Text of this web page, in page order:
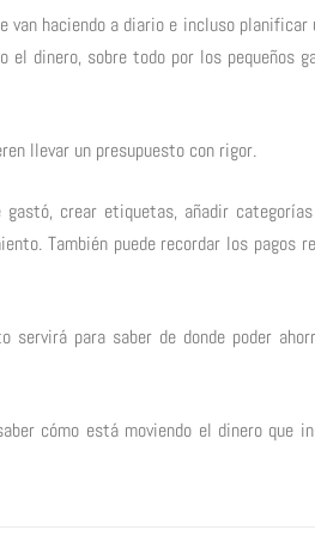
haciendo a diario e incluso planificar
el dinero, sobre todo por los pequeños
llevar un presupuesto con rigor.
crear etiquetas, añadir
También puede recordar los pagos
servirá para saber de donde poder
cómo está moviendo el dinero que